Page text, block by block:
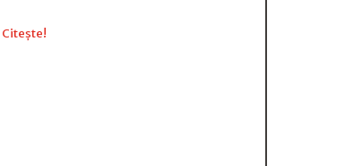
Citește!